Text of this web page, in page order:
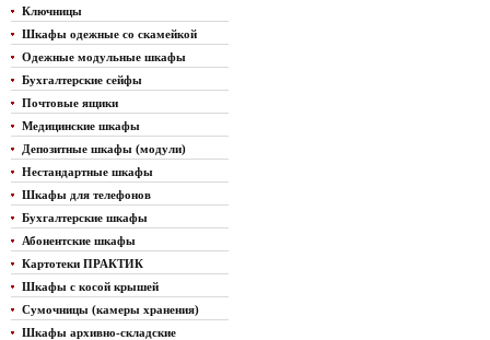
Ключницы
Шкафы одежные со скамейкой
Одежные модульные шкафы
Бухгалтерские сейфы
Почтовые ящики
Медицинские шкафы
Депозитные шкафы (модули)
Нестандартные шкафы
Шкафы для телефонов
Бухгалтерские шкафы
Абонентские шкафы
Картотеки ПРАКТИК
Шкафы с косой крышей
Сумочницы (камеры хранения)
Шкафы архивно-складские